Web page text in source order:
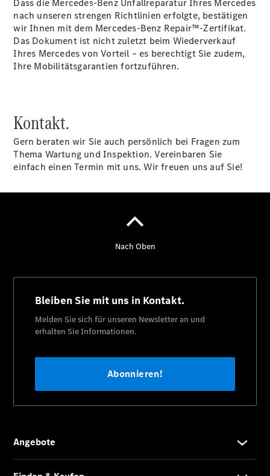
Komplettradschutz
Reifenlabel
Service
Übersicht
&
Dass die Mercedes-Benz Unfallreparatur Ihres Mercedes
nach unseren strengen Richtlinien erfolgte, bestätigen
wir Ihnen mit dem Mercedes-Benz Repair™-Zertifikat.
Das Dokument ist nicht zuletzt beim Wiederverkauf
Ihres Mercedes von Vorteil – es berechtigt Sie zudem,
Ihre Mobilitätsgarantien fortzuführen.
Kontakt.
Gern beraten wir Sie auch persönlich bei Fragen zum
Thema Wartung und Inspektion. Vereinbaren Sie
einfach einen Termin mit uns. Wir freuen uns auf Sie!